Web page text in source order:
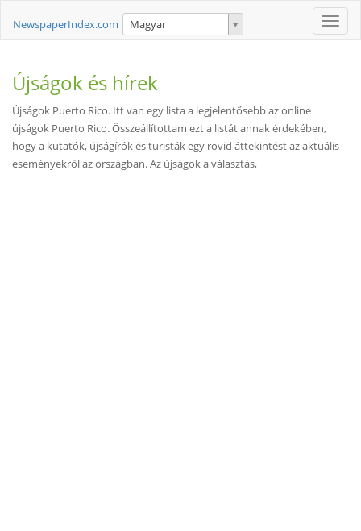
Toggle
NewspaperIndex.com Magyar
Újságok és hírek
Újságok Puerto Rico. Itt van egy lista a legjelentősebb az online
újságok Puerto Rico. Összeállítottam ezt a listát annak érdekében,
hogy a kutatók, újságírók és turisták egy rövid áttekintést az aktuális
eseményekről az országban. Az újságok a választás,